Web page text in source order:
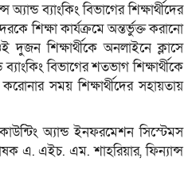
ব্যাংকিং বিভাগের শিক্ষার্থীদের
শিক্ষা কার্যক্রমে অন্তর্ভুক্ত করানো
দুজন শিক্ষার্থীকে অনলাইনে ক্লাসে
বিভাগের শতভাগ শিক্ষার্থীকে
সময় শিক্ষার্থীদের সহায়তায়
অ্যান্ড ইনফরমেশন সিস্টেমস
এ. এইচ. এম. শাহরিয়ার, ফিন্যান্স